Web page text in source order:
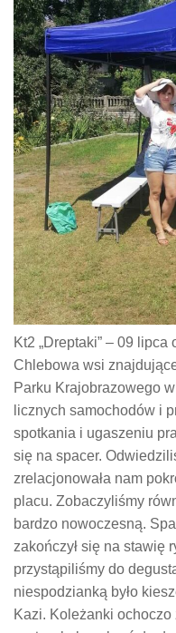
Kt2 „Dreptaki” – 09
Chlebowa wsi
Parku Krajobrazowego
licznych samochodów i
spotkania i ugaszeniu
się na spacer.
zrelacjonowała nam
placu. Zobaczyliśmy
bardzo nowoczesną.
zakończył się na stawię
przystąpiliśmy do
niespodzianką było
Kazi. Koleżanki ochoczo